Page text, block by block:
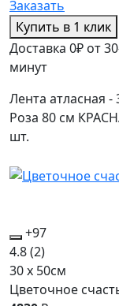
Заказать
Купить в 1 клик
Доставка 0₽ от
минут
Лента атласная -
Роза 80 см
шт.
+97
4.8(2)
30 x 50см
Цветочное